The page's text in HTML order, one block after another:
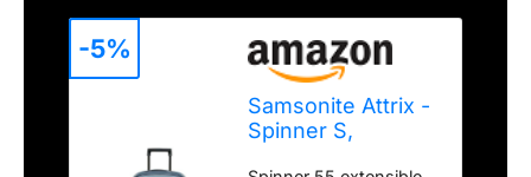
Samsonite Attrix -
Spinner S,
-5%